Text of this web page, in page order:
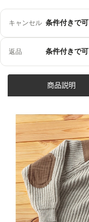
キャンセル 条件付きで可
返品 条件付きで可
商品説明